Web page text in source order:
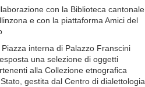
con la Biblioteca cantonale
e con la piattaforma Amici del
Piazza interna di Palazzo Franscini
una selezione di oggetti
alla Collezione etnografica
gestita dal Centro di dialettologia